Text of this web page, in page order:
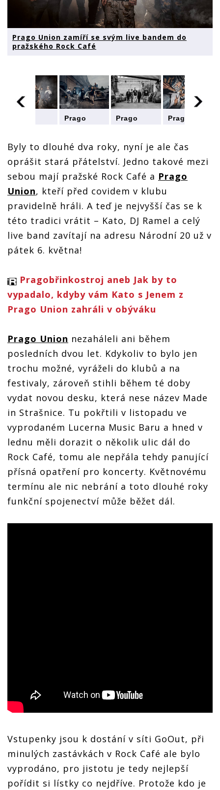
Prago Union zamíří se svým live bandem do
pražského Rock Café
svým live
bandem
do
pražského
Rock Café
Prago
svým live
do
pražského
Rock Café
Prago
svým live
bandem
do
pražského
Rock Café
Prago
svým live
do
Rock Café
Byly to dlouhé dva roky, nyní je ale čas
oprášit stará přátelství. Jedno takové mezi
sebou mají pražské Rock Café a Prago
Union, kteří před covidem v klubu
pravidelně hráli. A teď je nejvyšší čas se k
této tradici vrátit – Kato, DJ Ramel a celý
live band zavítají na adresu Národní 20 už v
pátek 6. května!
Pragobřinkostroj aneb Jak by to
vypadalo, kdyby vám Kato s Jenem z
Prago Union zahráli v obýváku
Prago Union nezaháleli ani během
posledních dvou let. Kdykoliv to bylo jen
trochu možné, vyráželi do klubů a na
festivaly, zároveň stihli během té doby
vydat novou desku, která nese název Made
in Strašnice. Tu pokřtili v listopadu ve
vyprodaném Lucerna Music Baru a hned v
lednu měli dorazit o několik ulic dál do
Rock Café, tomu ale nepřála tehdy panující
přísná opatření pro koncerty. Květnovému
termínu ale nic nebrání a toto dlouhé roky
funkční spojenectví může běžet dál.
Vstupenky jsou k dostání v síti GoOut, při
minulých zastávkách v Rock Café ale bylo
vyprodáno, pro jistotu je tedy nejlepší
pořídit si lístky co nejdříve. Protože kdo je